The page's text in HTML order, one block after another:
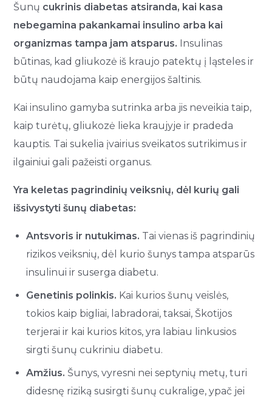
Šunų cukrinis diabetas atsiranda, kai kasa
nebegamina pakankamai insulino arba kai
organizmas tampa jam atsparus. Insulinas
būtinas, kad gliukozė iš kraujo patektų į ląsteles ir
būtų naudojama kaip energijos šaltinis.
Kai insulino gamyba sutrinka arba jis neveikia taip,
kaip turėtų, gliukozė lieka kraujyje ir pradeda
kauptis. Tai sukelia įvairius sveikatos sutrikimus ir
ilgainiui gali pažeisti organus.
Yra keletas pagrindinių veiksnių, dėl kurių gali
išsivystyti šunų diabetas:
Antsvoris ir nutukimas. Tai vienas iš pagrindinių
rizikos veiksnių, dėl kurio šunys tampa atsparūs
insulinui ir suserga diabetu.
Genetinis polinkis. Kai kurios šunų veislės,
tokios kaip bigliai, labradorai, taksai, Škotijos
terjerai ir kai kurios kitos, yra labiau linkusios
sirgti šunų cukriniu diabetu.
Amžius. Šunys, vyresni nei septynių metų, turi
didesnę riziką susirgti šunų cukralige, ypač jei